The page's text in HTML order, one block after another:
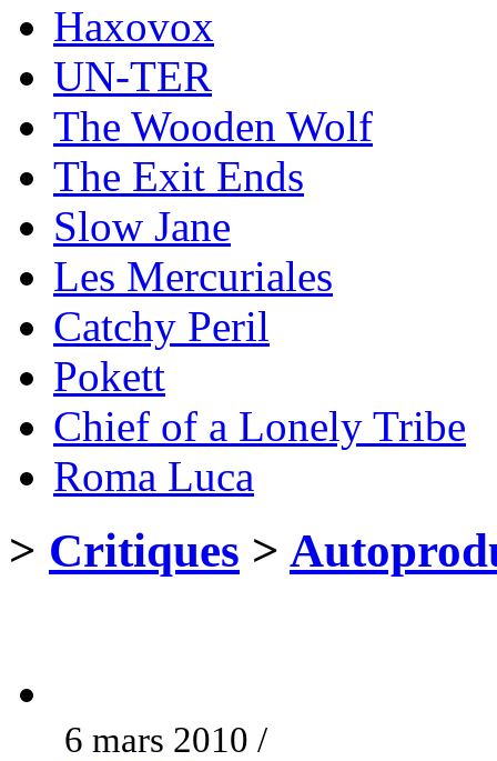
Haxovox
UN-TER
The Wooden Wolf
The Exit Ends
Slow Jane
Les Mercuriales
Catchy Peril
Pokett
Chief of a Lonely Tribe
Roma Luca
> Critiques >
6 mars 2010 /